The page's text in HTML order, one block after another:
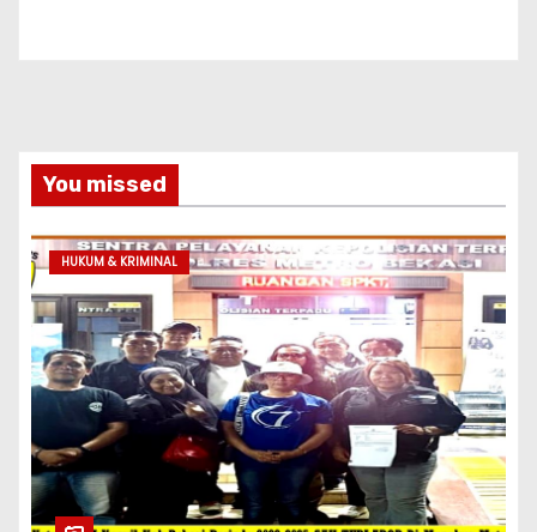
You missed
HUKUM & KRIMINAL